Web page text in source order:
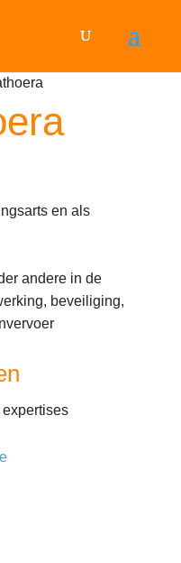
en als
andere in de
beveiliging,